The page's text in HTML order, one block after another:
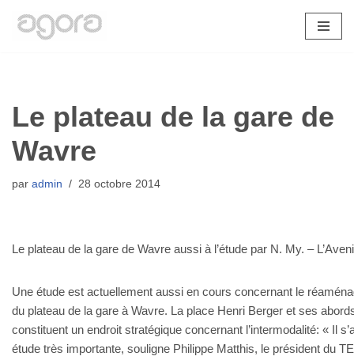
Le plateau de la gare de
Wavre
par admin 28 octobre 2014
Le plateau de la gare de Wavre aussi à l’étude par N. My. –
Une étude est actuellement aussi en cours concernant le
du plateau de la gare à Wavre. La place Henri Berger et ses
constituent un endroit stratégique concernant l’intermodalité: « Il
étude très importante, souligne Philippe Matthis, le président du